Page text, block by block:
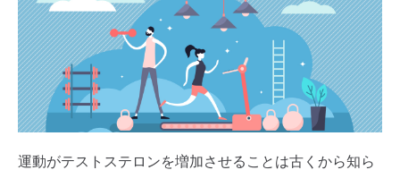
運動がテストステロンを増加させることは古くから知ら